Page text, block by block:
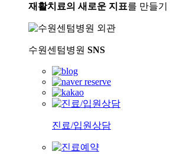
재활치료의 새로운 지표를 만들
수원센텀병원 SNS
진료/입원상담